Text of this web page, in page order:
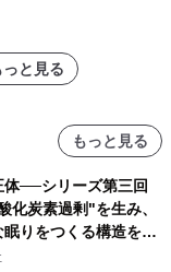
と見る
もっと見る
体──シリーズ第三回
化炭素過剰"を生み、
りをつくる構造を解